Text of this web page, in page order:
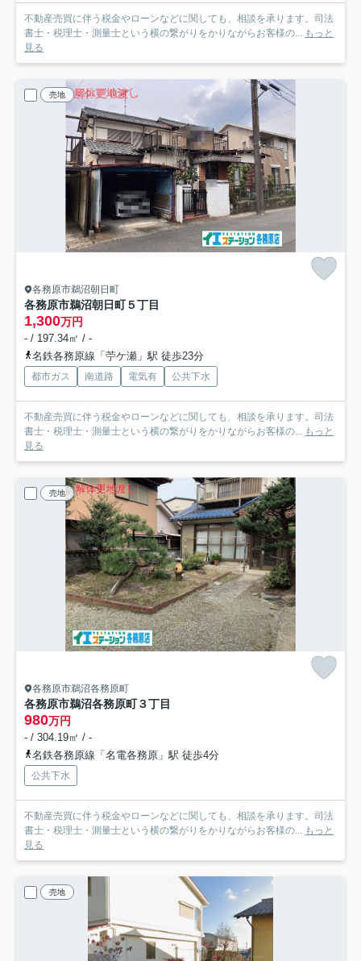
不動産売買に伴う税金やローンなどに関しても、相談を承ります。司法
書士・税理士・測量士という横の繋がりをかりながらお客様の... もっと
見る
売地
各務原市鵜沼朝日町
各務原市鵜沼朝日町５丁目
1,300万円
- / 197.34㎡ / -
名鉄各務原線「苧ケ瀬」駅 徒歩23分
都市ガス 南道路 電気有 公共下水
不動産売買に伴う税金やローンなどに関しても、相談を承ります。司法
書士・税理士・測量士という横の繋がりをかりながらお客様の... もっと
見る
売地
各務原市鵜沼各務原町
各務原市鵜沼各務原町３丁目
980万円
- / 304.19㎡ / -
名鉄各務原線「名電各務原」駅 徒歩4分
公共下水
不動産売買に伴う税金やローンなどに関しても、相談を承ります。司法
書士・税理士・測量士という横の繋がりをかりながらお客様の...
もっと
見る
売地